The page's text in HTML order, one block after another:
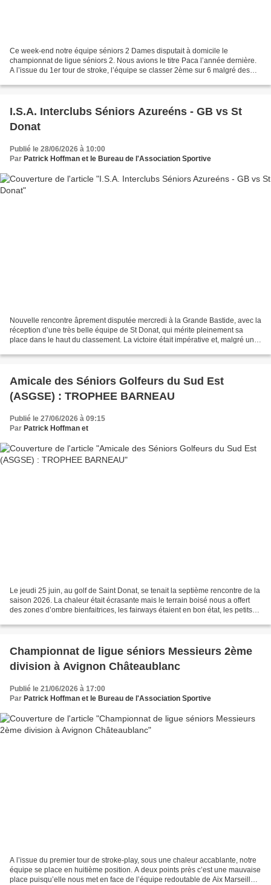
Ce week-end notre équipe séniors 2 Dames disputait à domicile le
championnat de ligue séniors 2. Nous avions le titre Paca l’année dernière.
A l’issue du 1er tour de stroke, l’équipe se classer 2ème sur 6 malgré des
I.S.A. Interclubs Séniors Azureéns - GB vs St
Donat
Publié le 28/06/2026 à 10:00
Par Patrick Hoffman et le Bureau de l'Association Sportive
Nouvelle rencontre âprement disputée mercredi à la Grande Bastide, avec la
réception d’une très belle équipe de St Donat, qui mérite pleinement sa
place dans le haut du classement. La victoire était impérative et, malgré une
Amicale des Séniors Golfeurs du Sud Est
(ASGSE) : TROPHEE BARNEAU
Publié le 27/06/2026 à 09:15
Par Patrick Hoffman et
Le jeudi 25 juin, au golf de Saint Donat, se tenait la septième rencontre de la
saison 2026. La chaleur était écrasante mais le terrain boisé nous a offert
des zones d’ombre bienfaitrices, les fairways étaient en bon état, les petits
Championnat de ligue séniors Messieurs 2ème
division à Avignon Châteaublanc
Publié le 21/06/2026 à 17:00
Par Patrick Hoffman et le Bureau de l'Association Sportive
A l’issue du premier tour de stroke-play, sous une chaleur accablante, notre
équipe se place en huitième position. A deux points près c’est une mauvaise
place puisqu’elle nous met en face de l’équipe redoutable de Aix Marseille,